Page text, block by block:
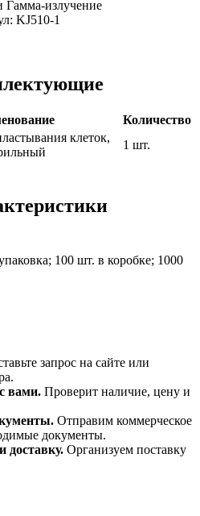
Гамма-излучение
KJ510-1
Количество
клеток,
1 шт.
100 шт. в коробке; 1000
запрос на сайте или
вами. Проверит наличие, цену и
Отправим коммерческое
документы.
доставку. Организуем поставку